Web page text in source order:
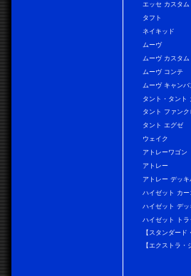
エッセ カスタム
タフト
ネイキッド
ムーヴ
ムーヴ カスタム
ムーヴ コンテ
ムーヴ キャンバ
タント・タント
タント ファンク
タント エグゼ
ウェイク
アトレーワゴン
アトレー
アトレー デッキ
ハイゼット カー
ハイゼット デッ
ハイゼット トラ
【スタンダード
【エクストラ・